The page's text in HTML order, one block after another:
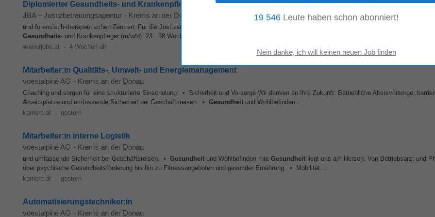
Diplomierter Gesundheits- und Krankenpfleger (m/w/d) - Ref. Nr. 1080
JBA – Justizbetreuungsagentur - Krems an der Donau
und forensisch-therapeutischen Zentren. Für die Justizanstalt Stein , Steiner Landstraße 4, 3500 Krems an der Donau, suchen wir ab sofort
Gesundheits- und Krankenpfleger (m/w/d) 23. 38 Wochenstunden Die Justizbetreuungsagentur (JBA)...
wienerjobs.at - 4 Wochen alt
Mitarbeiter:in Qualitäts-, Umwelt- und Energiemanagement
voestalpine AG - Krems an der Donau
Coaching und sorgen für eine strukturierte Einschulung. • Sicherheit und Vorsorge Wir denken an Ihre Zukunft: Betriebliche Altersvorsorge,
Arbeitsplätze und umfassende Sicherheit bei Geschäftsreisen. • Gesundheit und Wohlbefinden...
karriere.at - gestern
Mitarbeiter:in interne Logistik
voestalpine AG - Krems an der Donau
und umfassende Sicherheit bei Geschäftsreisen. • Gesundheit und Wohlbefinden Ihre Gesundheit liegt uns am Herzen: Von Betriebsarzt und
über psychische Gesundheitsförderung bis hin zu Fitnessangeboten und gesunder Ernährung. • Mobilität...
karriere.at - gestern
Automatisierungstechniker:in
voestalpine AG - Krems an der Donau
19 546 Leute haben schon abonniert!